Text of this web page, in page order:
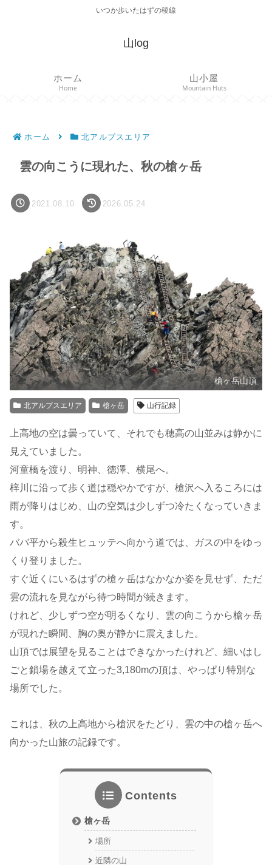
いつか歩いたはずの稜線
山log
ホーム
Home
山小屋
Mountain Huts
ホーム 北アルプスエリア
雲の向こうに現れた、秋の槍ヶ岳
2021.08.10 2026.05.24
槍ヶ岳山頂
北アルプスエリア 槍ヶ岳 山行記録
上高地の空は曇っていて、それでも穂高の山並みは静かに
見えていました。
河童橋を渡り、明神、徳澤、横尾へ。
梓川に沿って歩く道は穏やかですが、槍沢へ入るころには
雨が降りはじめ、山の空気は少しずつ冷たくなっていきま
す。
ババ平から殺生ヒュッテへ向かう道では、ガスの中をゆっ
くり登りました。
すぐ近くにいるはずの槍ヶ岳はなかなか姿を見せず、ただ
雲の流れを見ながら待つ時間が続きます。
けれど、少しずつ空が明るくなり、雲の向こうから槍ヶ岳
が現れた瞬間、胸の奥が静かに震えました。
山頂では展望を見ることはできなかったけれど、細いはし
ごと鎖場を越えて立った3,180mの頂は、やっぱり特別な
場所でした。
これは、秋の上高地から槍沢をたどり、雲の中の槍ヶ岳へ
向かった山旅の記録です。
Contents
槍ヶ岳
場所
近隣の山